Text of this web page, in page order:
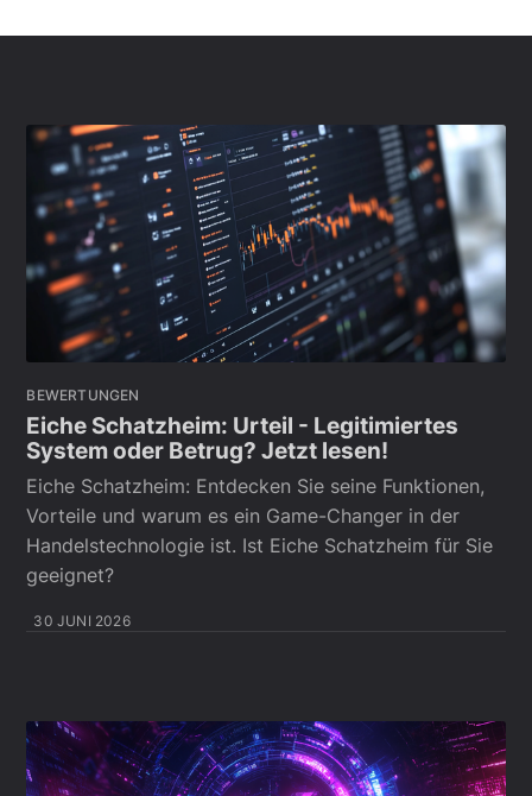
BEWERTUNGEN
Eiche Schatzheim: Urteil - Legitimiertes
System oder Betrug? Jetzt lesen!
Eiche Schatzheim: Entdecken Sie seine Funktionen,
Vorteile und warum es ein Game-Changer in der
Handelstechnologie ist. Ist Eiche Schatzheim für Sie
geeignet?
30 JUNI 2026